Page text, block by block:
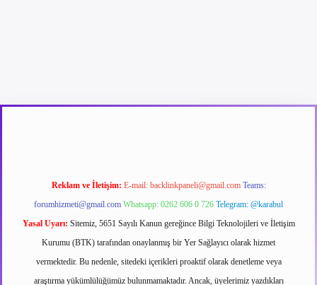
güncel girişbetexpergir.net
Reklam ve İletişim: E-mail: backlinkpaneli@gmail.com Teams:
forumhizmeti@gmail.com Whatsapp: 0262 606 0 726 Telegram: @karabul
Yasal Uyarı: Sitemiz, 5651 Sayılı Kanun gereğince Bilgi Teknolojileri ve İletişim
Kurumu (BTK) tarafından onaylanmış bir Yer Sağlayıcı olarak hizmet
vermektedir. Bu nedenle, sitedeki içerikleri proaktif olarak denetleme veya
araştırma yükümlülüğümüz bulunmamaktadır. Ancak, üyelerimiz yazdıkları